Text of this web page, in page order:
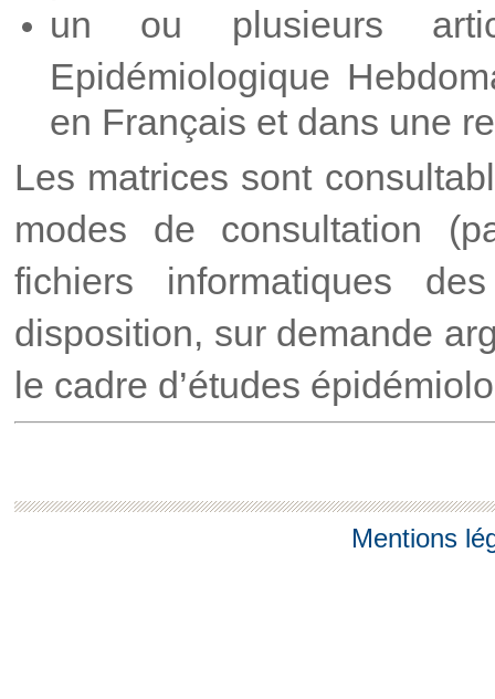
un ou plusieurs
Epidémiologique
en Français et dans une
Les matrices sont
modes de consultation
fichiers informatiques
disposition, sur demande
le cadre d’études
Mentions